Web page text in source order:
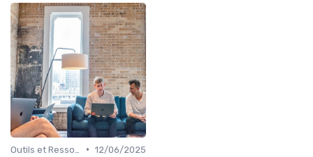
• 12/06/2025